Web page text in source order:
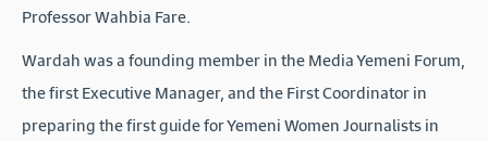
Professor Wahbia Fare.
Wardah was a founding member in the Media Yemeni Forum,
the first Executive Manager, and the First Coordinator in
preparing the first guide for Yemeni Women Journalists in